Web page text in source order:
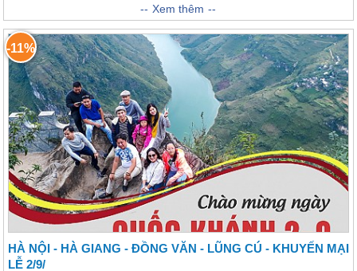
Khi bạn chưa biết phải đi đâu và làm gì trong kì nghỉ, Vietsense Travel sẽ
cung cấp cho bạn chương trình tham quan dành cho những người đang
muốn đi nhưng chưa biết đường đi, không rõ về những điểm tham quan,
cũng chưa biết sắp xếp lộ trình cho hợp lý, hay đơn giản là chưa tìm
được bạn đồng hành. Hãy đến với Bắc Kạn - địa điểm thăm quan sinh
thái và mạo hiểm cực kì hấp dẫn. Sau đó sẽ là Cao Bằng - vùng đất xa
xôi của miền Bắc Việt Nam, sự đa dạng của hệ thống sông ngòi và rừng
rậm khiến cho nơi đây trở thành địa điểm dành cho những khách thăm
quan thích khám phá, đam mê mạo hiểm.
Xem thêm
-11%
HÀ NỘI - HÀ GIANG - ĐỒNG VĂN - LŨNG CÚ - KHUYẾN MẠI
LỄ 2/9/